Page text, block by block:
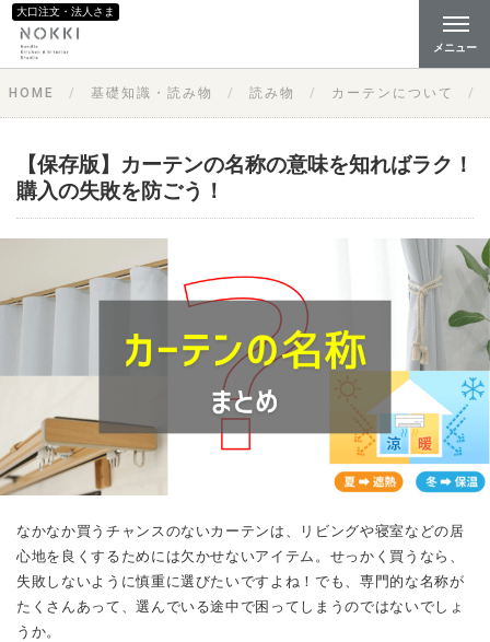
大口注文・法人さま
メニュー
HOME 基礎知識・読み物 読み物 カーテンについて
【保存版】カーテンの名称の意味を知ればラク！
購入の失敗を防ごう！
なかなか買うチャンスのないカーテンは、リビングや寝室などの居
心地を良くするためには欠かせないアイテム。せっかく買うなら、
失敗しないように慎重に選びたいですよね！でも、専門的な名称が
たくさんあって、選んでいる途中で困ってしまうのではないでしょ
うか。